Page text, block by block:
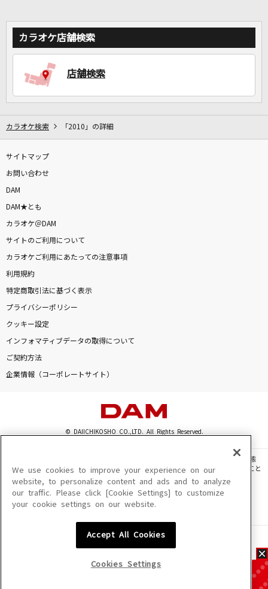
DAMの新曲・ランキングなど
カラオケ店舗検索
店舗検索
カラオケ検索 「2010」の詳細
サイトマップ
お問い合わせ
DAM
DAM★とも
カラオケ＠DAM
サイトのご利用について
カラオケご利用にあたっての注意事項
利用規約
特定商取引法に基づく表示
プライバシーポリシー
クッキー設定
インフォマティブデータの取得について
ご契約方法
企業情報（コーポレートサイト）
© DAIICHIKOSHO CO.,LTD. All Rights Reserved.
このサイトに掲載されている一切の文章・画像・写真・動画・音声等を、手段や形態
を問わず、著作権法の定める範囲を超えて無断で複製、転載、ファイル化などすること
を禁じます。
楽曲及びコンテンツは、機種によりご利用いただけない場合があります。
楽曲及びコンテンツの配信日、配信内容が変更になる場合があります。
We use cookies to improve your experience on our
website, to personalize content and ads and to analyze
our traffic. Please click [Cookie Settings] to customize
your cookie settings on our website.
Accept All Cookies
Cookies Settings